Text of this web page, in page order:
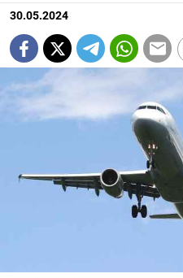
30.05.2024